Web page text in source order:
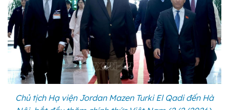
Chủ tịch Hạ viện Jordan Mazen Turki El Qadi đến Hà